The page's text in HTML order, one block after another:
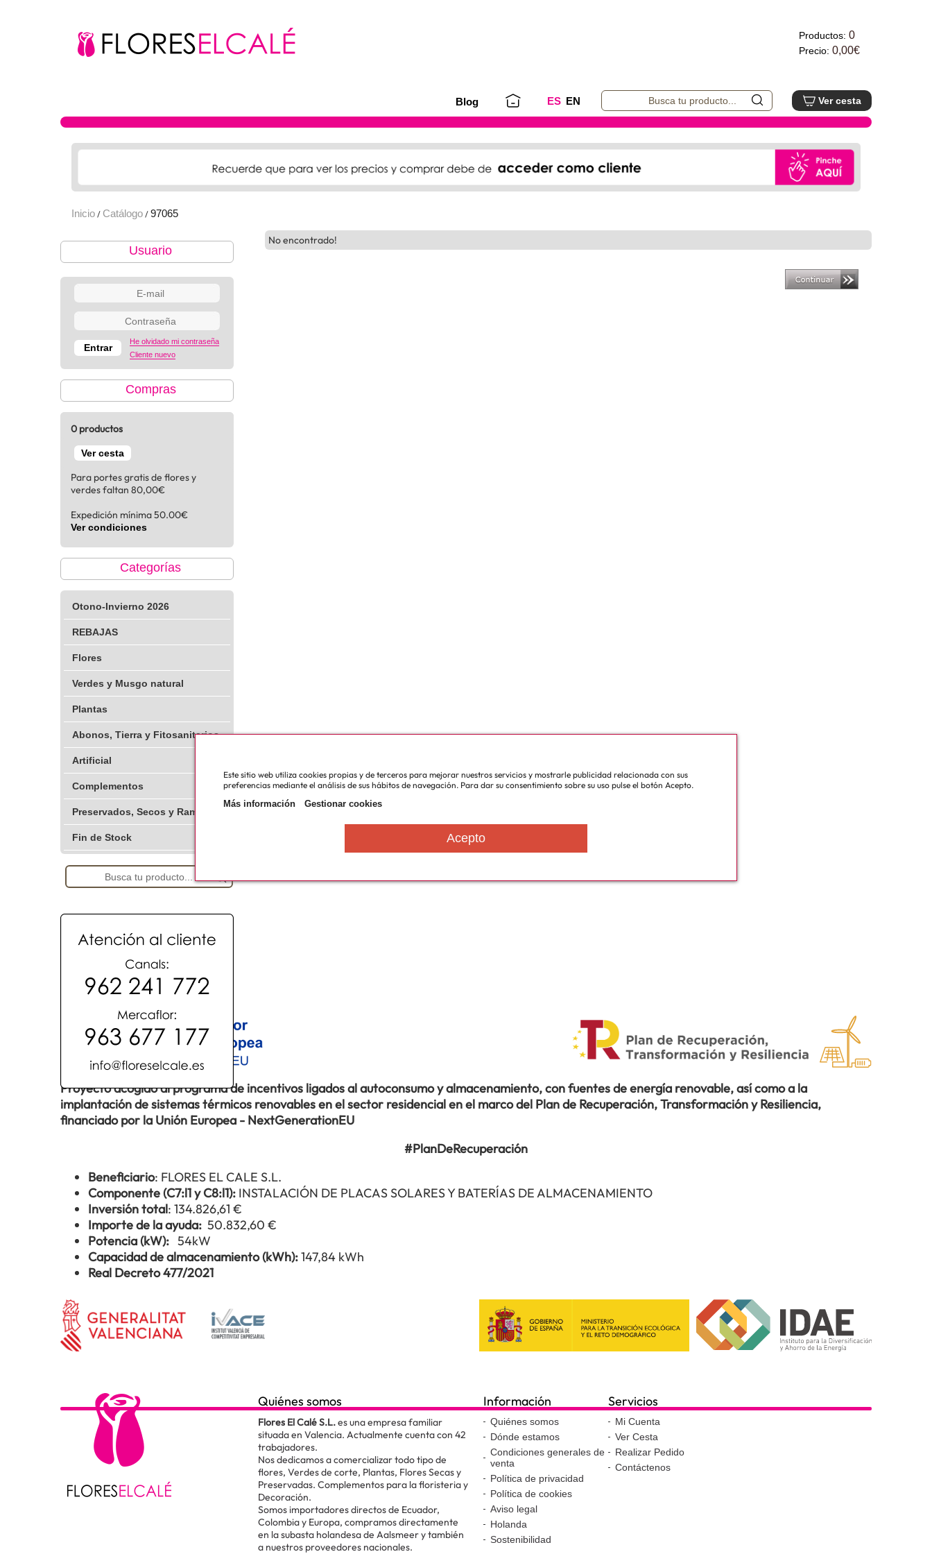
Productos: 0
Precio: 0,00€
Blog ES EN Ver cesta
Inicio / Catálogo / 97065
Usuario
He olvidado mi contraseña
Cliente nuevo
Compras
0 productos
Ver cesta
Para portes gratis de flores y
verdes faltan 80,00€
Expedición mínima 50.00€
Ver condiciones
Categorías
Otono-Invierno 2026
REBAJAS
Flores
Verdes y Musgo natural
Plantas
Abonos, Tierra y Fitosanitarios
Artificial
Complementos
Preservados, Secos y Ramajes
Fin de Stock
No encontrado!
Proyecto acogido al programa de incentivos ligados al autoconsumo y almacenamiento, con fuentes de energía renovable, así como a la
implantación de sistemas térmicos renovables en el sector residencial en el marco del Plan de Recuperación, Transformación y Resiliencia,
financiado por la Unión Europea - NextGenerationEU
#PlanDeRecuperación
Beneficiario: FLORES EL CALE S.L.
Componente (C7:l1 y C8:l1): INSTALACIÓN DE PLACAS SOLARES Y BATERÍAS DE ALMACENAMIENTO
Inversión total: 134.826,61 €
Importe de la ayuda: 50.832,60 €
Potencia (kW): 54kW
Capacidad de almacenamiento (kWh):147,84 kWh
Real Decreto 477/2021
Quiénes somos
Flores El Calé S.L.es una empresa familiar
situada en Valencia. Actualmente cuenta con 42
trabajadores.
Nos dedicamos a comercializar todo tipo de
flores, Verdes de corte, Plantas, Flores Secas y
Preservadas. Complementos para la floristeria y
Decoración.
Somos importadores directos de Ecuador,
Colombia y Europa, compramos directamente
en la subasta holandesa de Aalsmeer y también
a nuestros proveedores nacionales.
Información
Quiénes somos
Dónde estamos
Condiciones generales de
venta
Política de privacidad
Política de cookies
Aviso legal
Holanda
Sostenibilidad
Servicios
Mi Cuenta
Ver Cesta
Realizar Pedido
Contáctenos
Este sitio web utiliza cookies propias y de terceros para mejorar nuestros servicios y mostrarle publicidad relacionada con sus
preferencias mediante el análisis de sus hábitos de navegación. Para dar su consentimiento sobre su uso pulse el botón Acepto.
Más información
Gestionar cookies